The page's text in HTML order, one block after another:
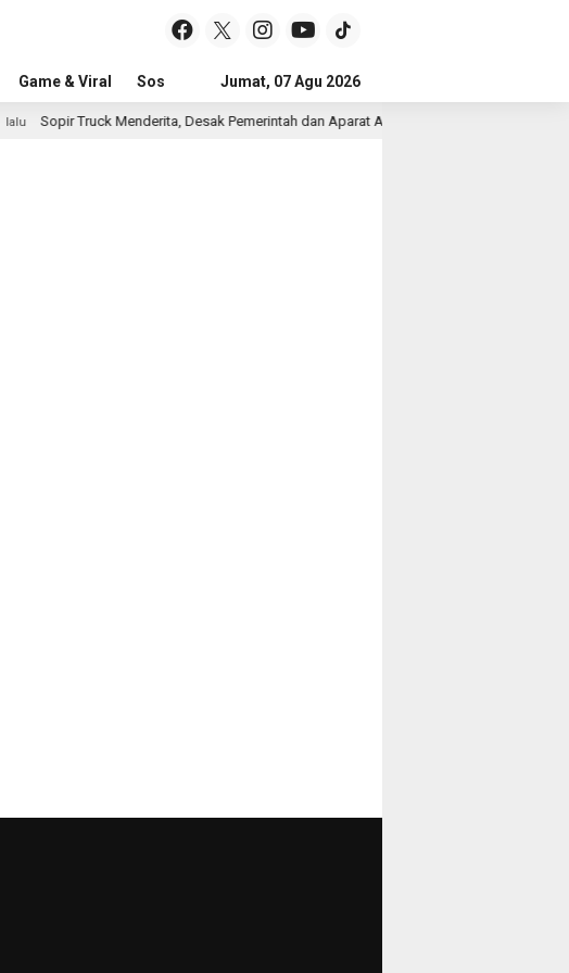
Game & Viral Sosial & Budaya Pemerintahan & Politik
Jumat, 07 Agu 2026
Sopir Truck Menderita, Desak Pemerintah dan Aparat Awasi Distribusi Solar